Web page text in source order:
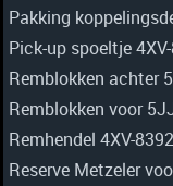
Pakking
Pick-up spoeltje
Remblokken achter
Remblokken voor
Remhendel 4XV-
Reserve Metzeler